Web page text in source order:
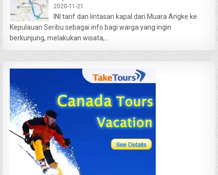
2020-11-21
INI tarif dan lintasan kapal dari Muara Angke ke
Kepulauan Seribu sebagai info bagi warga yang ingin
berkunjung, melakukan wisata,...